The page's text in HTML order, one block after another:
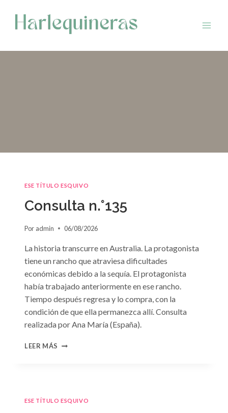
contenido
ESE TÍTULO ESQUIVO
Consulta n.°135
Por admin 06/08/2026
La historia transcurre en Australia. La protagonista
tiene un rancho que atraviesa dificultades
económicas debido a la sequía. El protagonista
había trabajado anteriormente en ese rancho.
Tiempo después regresa y lo compra, con la
condición de que ella permanezca allí. Consulta
realizada por Ana María (España).
LEER MÁS CONSULTA
ESE TÍTULO ESQUIVO